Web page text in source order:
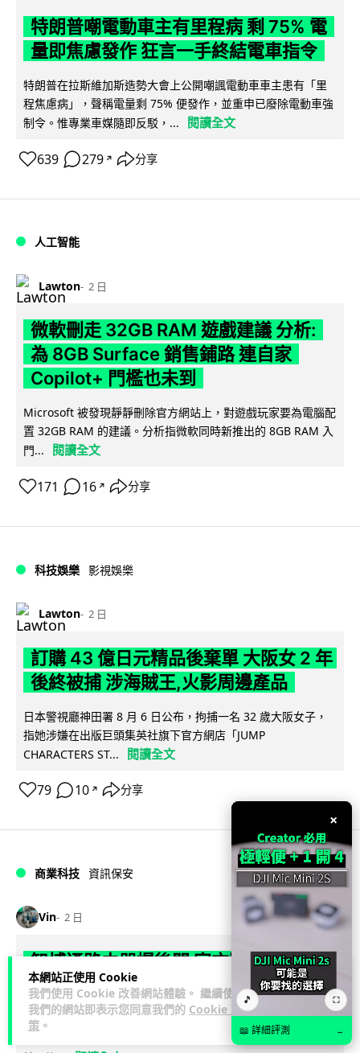
本網站正使用 Cookie
我們使用 Cookie 改善網站體驗。 繼續使用
我們的網站即表示您同意我們的 Cookie 政
策 。
特朗普嘲電動車主有里程病 剩 75% 電
量即焦慮發作 狂言一手終結電車指令
特朗普在拉斯維加斯造勢大會上公開嘲諷電動車車主患有「里
程焦慮病」，聲稱電量剩 75% 便發作，並重申已廢除電動車強
制令。惟專業車媒隨即反駁，...
閱讀全文
639 279 ↗ 分享
人工智能
Lawton 2 日
微軟刪走 32GB RAM 遊戲建議 分析:
為 8GB Surface 銷售鋪路 連自家
Copilot+ 門檻也未到
Microsoft 被發現靜靜刪除官方網站上，對遊戲玩家要為電腦配
置 32GB RAM 的建議。分析指微軟同時新推出的 8GB RAM 入
門...
閱讀全文
171 16 ↗ 分享
科技娛樂 影視娛樂
Lawton 2 日
訂購 43 億日元精品後棄單 大阪女 2 年
後終被捕 涉海賊王,火影周邊產品
日本警視廳神田署 8 月 6 日公布，拘捕一名 32 歲大阪女子，
指她涉嫌在出版巨頭集英社旗下官方網店「JUMP
CHARACTERS ST...
閱讀全文
79 10 ↗ 分享
商業科技 資訊保安
Vin 2 日
智博通路由器爆後門 官方緊急下架止血
稱漏洞是功能在維修時使用
中國網通廠商智博通電子（Zbtlink Electronics）旗下的路由器
產品爆出嚴重安全漏洞，被發現每 35 秒便會與中國伺服器連
×
🎵 ⛶
📖 詳細評測 →